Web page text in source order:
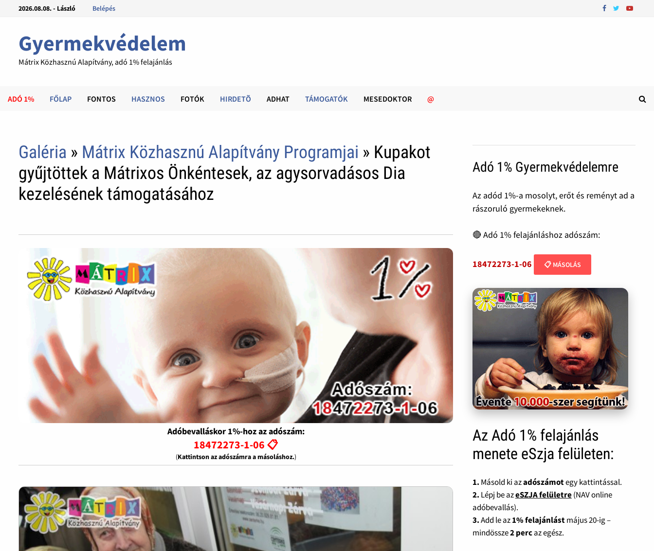
2026.08.08. - László Belépés
Gyermekvédelem
Mátrix Közhasznú Alapítvány, adó 1% felajánlás
ADÓ 1% FŐLAP FONTOS HASZNOS FOTÓK HIRDETÕ ADHAT TÁMOGATÓK MESEDOKTOR @
Galéria » Mátrix Közhasznú Alapítvány Programjai » Kupakot
gyűjtöttek a Mátrixos Önkéntesek, az agysorvadásos Dia
kezelésének támogatásához
Adóbevalláskor 1%-hoz az adószám:
18472273-1-06 📋
(Kattintson az adószámra a másoláshoz.)
Adó 1% Gyermekvédelemre
Az adód 1%-a mosolyt, erőt és reményt ad a
rászoruló gyermekeknek.
🔴 Adó 1% felajánláshoz adószám:
18472273-1-06 📋 MÁSOLÁS
Az Adó 1% felajánlás
menete eSzja felületen:
1. Másold ki azadószámotegy kattintással.
2. Lépj be azeSZJA felületre(NAV online
adóbevallás).
3.Add le az1% felajánlástmájus 20-ig –
mindössze2 percaz egész.